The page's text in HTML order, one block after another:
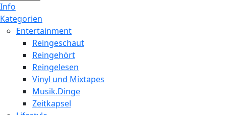
Info
Kategorien
Entertainment
Reingeschaut
Reingehört
Reingelesen
Vinyl und Mixtapes
Musik.Dinge
Zeitkapsel